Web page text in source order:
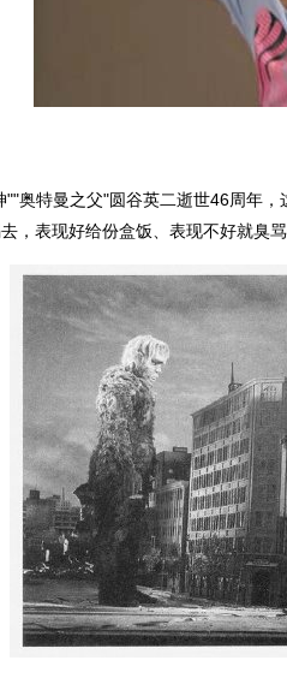
""奥特曼之父"圆谷英二逝世46周年
，表现好给份盒饭、表现不好就臭骂
动物系恋人啊 | 钟欣潼体验爱情哲学